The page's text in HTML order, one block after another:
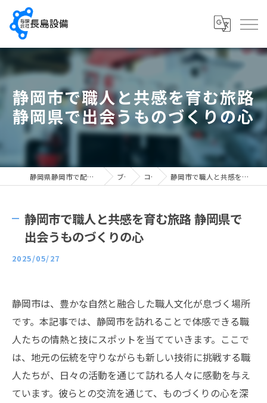
静岡市で職人と共感を育む旅路
静岡県で出会うものづくりの心
静岡県静岡市で配管工の求人なら有限会社長島設備 ブログ コラム 静岡市で職人と共感を育む旅路 静岡県で出会うものづくりの心
静岡市で職人と共感を育む旅路 静岡県で
出会うものづくりの心
2025/05/27
静岡市は、豊かな自然と融合した職人文化が息づく場所
です。本記事では、静岡市を訪れることで体感できる職
人たちの情熱と技にスポットを当てていきます。ここで
は、地元の伝統を守りながらも新しい技術に挑戦する職
人たちが、日々の活動を通じて訪れる人々に感動を与え
ています。彼らとの交流を通じて、ものづくりの心を深